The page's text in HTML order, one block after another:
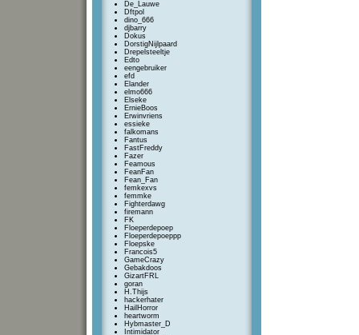
De_Lauwe
Dftpol
dino_666
djbarry
Dokus
DorstigNijlpaard
Drepelsteeltje
Edto
eengebruiker
efd
Elander
elmo666
Elseke
ErnieBoos
Erwinvriens
essieke
falkomans
Fantus
FastFreddy
Fazer
Feamous
FeanFan
Fean_Fan
femkexvs
femmke
Fighterdawg
firemann
FK
Floeperdepoep
Floeperdepoeppp
Floepske
Francois5
GameCrazy
Gebakdoos
GizartFRL
goran
H.Thijs
hackerhater
HailHorror
heartworm
Hybmaster_D
Intimidator